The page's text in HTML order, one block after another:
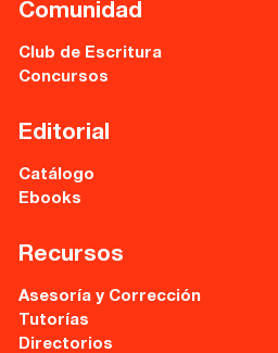
Comunidad
Club de Escritura
Concursos
Editorial
Catálogo
Ebooks
Recursos
Asesoría y Corrección
Tutorías
Directorios